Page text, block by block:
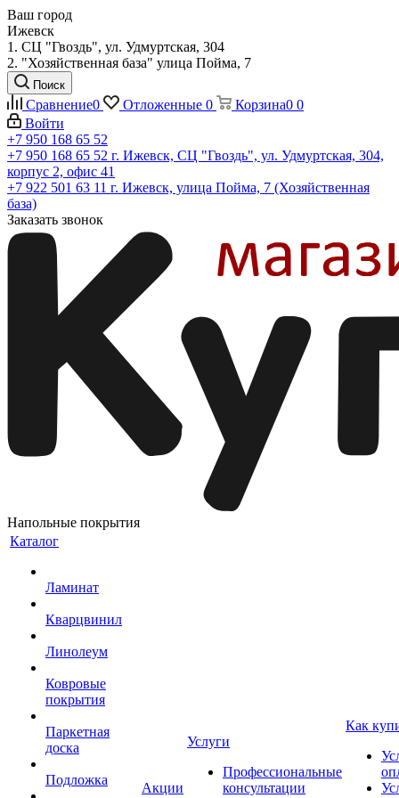
Ваш город
Ижевск
1. СЦ "Гвоздь", ул. Удмуртская, 304
2. "Хозяйственная база" улица Пойма, 7
Поиск
Сравнение0 Отложенные 0 Корзина0 0
Войти
+7 950 168 65 52
+7 950 168 65 52 г. Ижевск, СЦ "Гвоздь", ул. Удмуртская, 304,
корпус 2, офис 41
+7 922 501 63 11 г. Ижевск, улица Пойма, 7 (Хозяйственная
база)
Заказать звонок
Напольные покрытия
Каталог
Ламинат
Кварцвинил
Линолеум
Ковровые
покрытия
Паркетная
доска
Подложка
Акции
Услуги
Профессиональные
консультации
Как